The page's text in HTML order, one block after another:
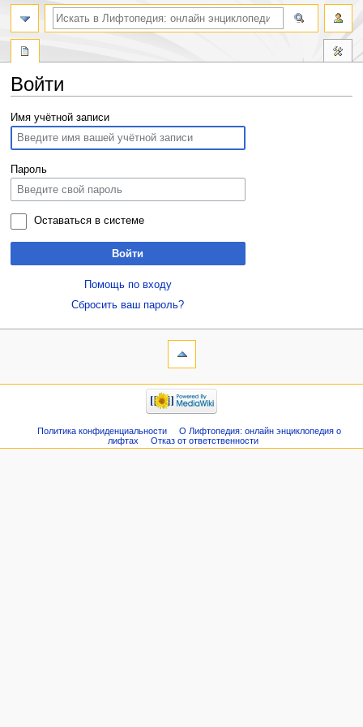
Войти
Перейти
навигации
Перейти
поиску
Имя учётной записи
Пароль
Оставаться в системе
Войти
Помощь по входу
Сбросить ваш пароль?
Политика конфиденциальности
О Лифтопедия: онлайн энциклопедия о
лифтах
Отказ от ответственности